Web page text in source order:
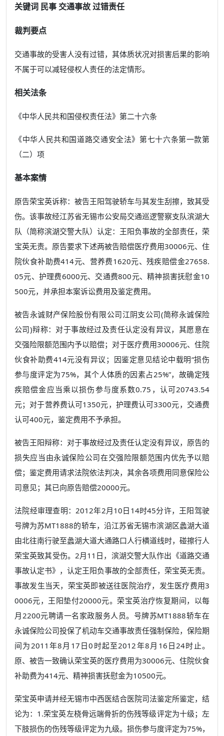
关键词 民事 交通事故 过错责任
裁判要点
交通事故的受害人没有过错，其体质状况对损害后果的影响
不属于可以减轻侵权人责任的法定情形。
相关法条
《中华人民共和国侵权责任法》第二十六条
《中华人民共和国道路交通安全法》第七十六条第一款第
（二）项
基本案情
原告荣宝英诉称：被告王阳驾驶轿车与其发生刮擦，致其受
伤。该事故经江苏省无锡市公安局交通巡逻警察支队滨湖大
队（简称滨湖交警大队）认定：王阳负事故的全部责任，荣
宝英无责。原告要求下述两被告赔偿医疗费用30006元、住
院伙食补助费414元、营养费1620元、残疾赔偿金27658.
05元、护理费6000元、交通费800元、精神损害抚慰金10
500元，并承担本案诉讼费用及鉴定费用。
被告永诚财产保险股份有限公司江阴支公司(简称永诚保险
公司)辩称：对于事故经过及责任认定没有异议，其愿意在
交强险限额范围内予以赔偿；对于医疗费用30006元、住院
伙食补助费414元没有异议；因鉴定意见结论中载明“损伤
参与度评定为75%，其个人体质的因素占25%”，故确定残
疾赔偿金应当乘以损伤参与度系数0.75，认可20743.54
元；对于营养费认可1350元，护理费认可3300元，交通费
认可400元，鉴定费用不予承担。
被告王阳辩称：对于事故经过及责任认定没有异议，原告的
损失应当由永诚保险公司在交强险限额范围内优先予以赔
偿；鉴定费用请求法院依法判决，其余各项费用同意保险公
司意见；其已向原告赔偿20000元。
法院经审理查明：2012年2月10日14时45分许，王阳驾驶
号牌为苏MT1888的轿车，沿江苏省无锡市滨湖区蠡湖大道
由北往南行驶至蠡湖大道大通路口人行横道线时，碰擦行人
荣宝英致其受伤。2月11日，滨湖交警大队作出《道路交通
事故认定书》，认定王阳负事故的全部责任，荣宝英无责。
事故发生当天，荣宝英即被送往医院治疗，发生医疗费用3
0006元，王阳垫付20000元。荣宝英治疗恢复期间，以每
月2200元聘请一名家政服务人员。号牌苏MT1888轿车在
永诚保险公司投保了机动车交通事故责任强制保险，保险期
间为2011年8月17日0时起至2012年8月16日24时止。
原、被告一致确认荣宝英的医疗费用为30006元、住院伙食
补助费为414元、精神损害抚慰金为10500元。
荣宝英申请并经无锡市中西医结合医院司法鉴定所鉴定，结
论为：1.荣宝英左桡骨远端骨折的伤残等级评定为十级；左
下肢损伤的伤残等级评定为九级。损伤参与度评定为75%，